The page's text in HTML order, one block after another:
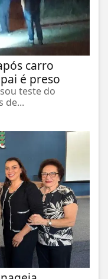
carro
é preso
teste do
de...